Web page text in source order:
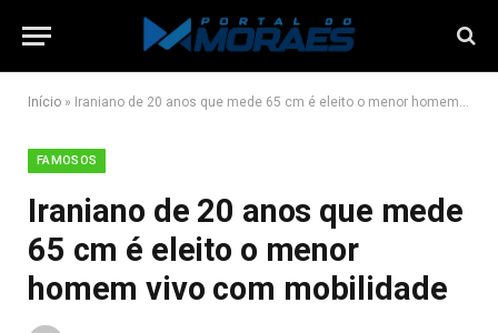
Início » Iraniano de 20 anos que mede 65 cm é eleito o menor homem vivo com mobilidade
FAMOSOS
Iraniano de 20 anos que mede
65 cm é eleito o menor
homem vivo com mobilidade